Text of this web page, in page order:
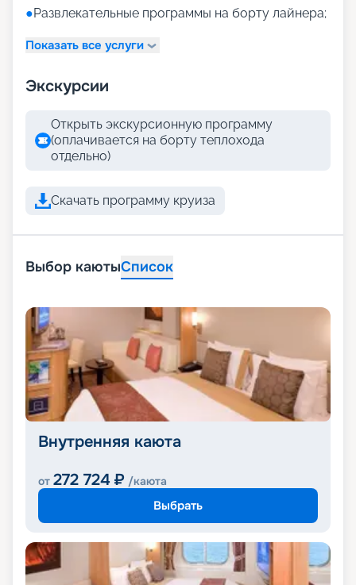
●Развлекательные программы на борту лайнера;
Показать все услуги
Экскурсии
Открыть экскурсионную программу
(оплачивается на борту теплохода
отдельно)
Скачать программу круиза
Выбор каютыСписок
Внутренняя каюта
от 272 724 ₽ /каюта
Выбрать